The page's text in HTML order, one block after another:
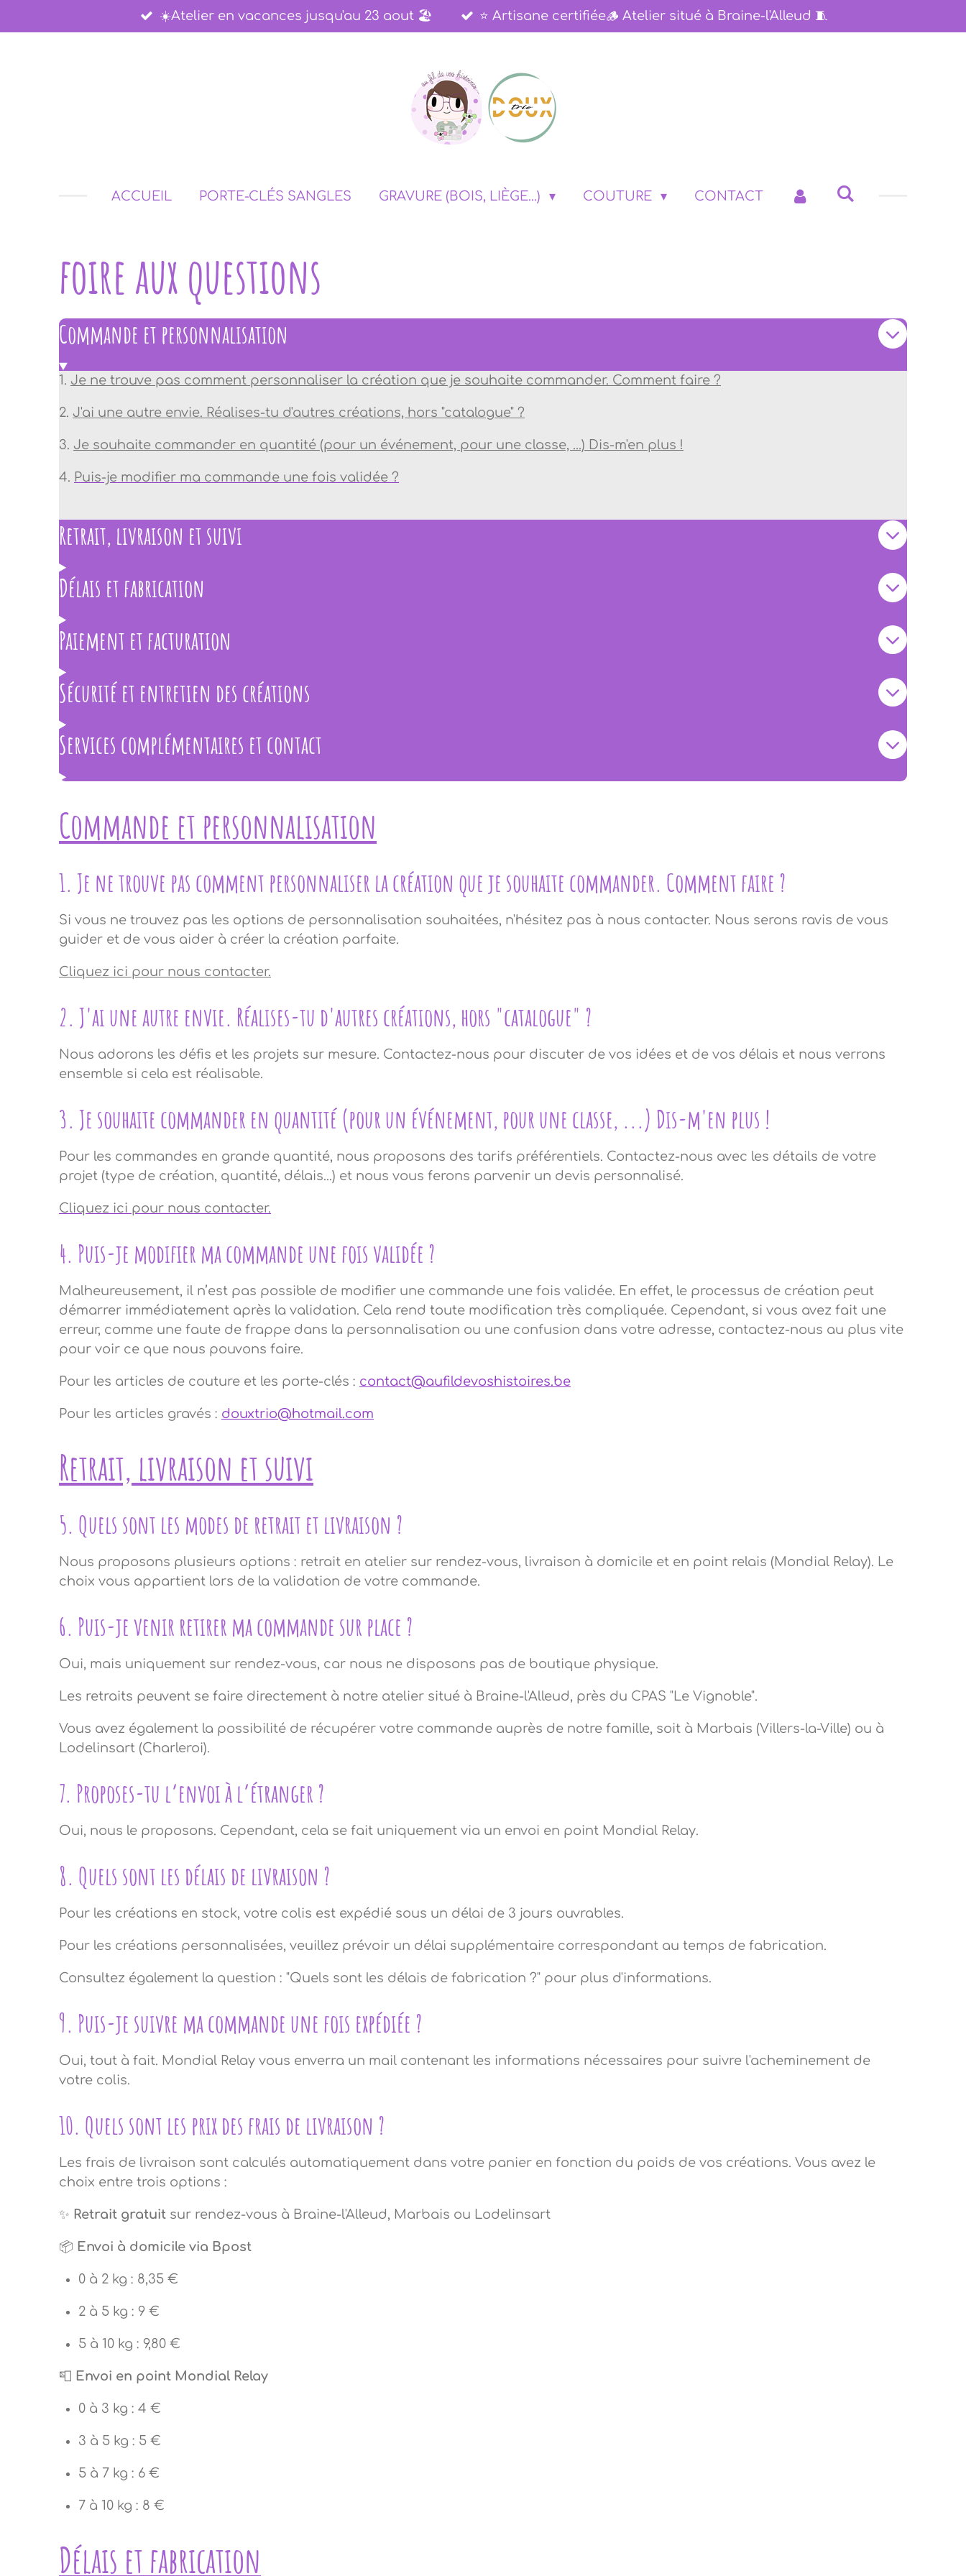
au
☀️​Atelier en vacances jusqu'au 23 aout 🏖️​ ⭐​ Artisane certifiée🪵 ​Atelier situé à Braine-l'Alleud 🧵​
ACCUEIL PORTE-CLÉS SANGLES GRAVURE (BOIS, LIÈGE...) COUTURE CONTACT
foire aux questions
Commande et personnalisation
1. Je ne trouve pas comment personnaliser la création que je souhaite commander. Comment faire ?
2. J'ai une autre envie. Réalises-tu d'autres créations, hors "catalogue" ?
3. Je souhaite commander en quantité (pour un événement, pour une classe, ...) Dis-m'en plus !
4. Puis-je modifier ma commande une fois validée ?
Retrait, livraison et suivi
Délais et fabrication
Paiement et facturation
Sécurité et entretien des créations
Services complémentaires et contact
Commande et personnalisation
1. Je ne trouve pas comment personnaliser la création que je souhaite commander. Comment faire ?
Si vous ne trouvez pas les options de personnalisation souhaitées, n'hésitez pas à nous contacter. Nous serons ravis de vous
guider et de vous aider à créer la création parfaite.
Cliquez ici pour nous contacter.
2. J'ai une autre envie. Réalises-tu d'autres créations, hors "catalogue" ?
Nous adorons les défis et les projets sur mesure. Contactez-nous pour discuter de vos idées et de vos délais et nous verrons
ensemble si cela est réalisable.
3. Je souhaite commander en quantité (pour un événement, pour une classe, ...) Dis-m'en plus !
Pour les commandes en grande quantité, nous proposons des tarifs préférentiels. Contactez-nous avec les détails de votre
projet (type de création, quantité, délais...) et nous vous ferons parvenir un devis personnalisé.
Cliquez ici pour nous contacter.
4. Puis-je modifier ma commande une fois validée ?
Malheureusement, il n’est pas possible de modifier une commande une fois validée. En effet, le processus de création peut
démarrer immédiatement après la validation. Cela rend toute modification très compliquée. Cependant, si vous avez fait une
erreur, comme une faute de frappe dans la personnalisation ou une confusion dans votre adresse, contactez-nous au plus vite
pour voir ce que nous pouvons faire.
Pour les articles de couture et les porte-clés : contact@aufildevoshistoires.be
Pour les articles gravés : douxtrio@hotmail.com
Retrait, livraison et suivi
5. Quels sont les modes de retrait et livraison ?
Nous proposons plusieurs options : retrait en atelier sur rendez-vous, livraison à domicile et en point relais (Mondial Relay). Le
choix vous appartient lors de la validation de votre commande.
6. Puis-je venir retirer ma commande sur place ?
Oui, mais uniquement sur rendez-vous, car nous ne disposons pas de boutique physique.
Les retraits peuvent se faire directement à notre atelier situé à Braine-l'Alleud, près du CPAS "Le Vignoble".
Vous avez également la possibilité de récupérer votre commande auprès de notre famille, soit à Marbais (Villers-la-Ville) ou à
Lodelinsart (Charleroi).
7. Proposes-tu l’envoi à l’étranger ?
Oui, nous le proposons. Cependant, cela se fait uniquement via un envoi en point Mondial Relay.
8. Quels sont les délais de livraison ?
Pour les créations en stock, votre colis est expédié sous un délai de 3 jours ouvrables.
Pour les créations personnalisées, veuillez prévoir un délai supplémentaire correspondant au temps de fabrication.
Consultez également la question : "Quels sont les délais de fabrication ?" pour plus d'informations.
9. Puis-je suivre ma commande une fois expédiée ?
Oui, tout à fait. Mondial Relay vous enverra un mail contenant les informations nécessaires pour suivre l'acheminement de
votre colis.
10. Quels sont les prix des frais de livraison ?
Les frais de livraison sont calculés automatiquement dans votre panier en fonction du poids de vos créations. Vous avez le
choix entre trois options :
✨ Retrait gratuit sur rendez-vous à Braine-l'Alleud, Marbais ou Lodelinsart
📦 Envoi à domicile via Bpost
0 à 2 kg : 8,35 €
2 à 5 kg : 9 €
5 à 10 kg : 9,80 €
📮 Envoi en point Mondial Relay
0 à 3 kg : 4 €
3 à 5 kg : 5 €
5 à 7 kg : 6 €
7 à 10 kg : 8 €
Délais et fabrication